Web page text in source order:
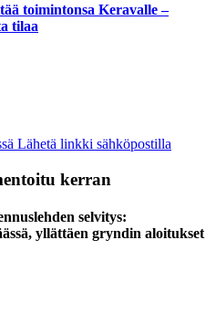
toimintonsa Keravalle –
tilaa
Lähetä linkki sähköpostilla
kerran
selvitys:
yllättäen gryndin aloitukset